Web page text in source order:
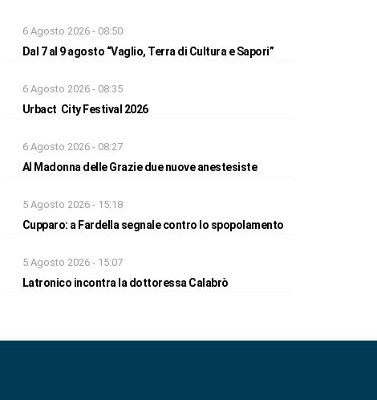
6 Agosto 2026 - 08:50
Dal 7 al 9 agosto “Vaglio, Terra di Cultura e Sapori”
6 Agosto 2026 - 08:35
Urbact City Festival 2026
6 Agosto 2026 - 08:27
Al Madonna delle Grazie due nuove anestesiste
5 Agosto 2026 - 15:18
Cupparo: a Fardella segnale contro lo spopolamento
5 Agosto 2026 - 15:07
Latronico incontra la dottoressa Calabrò